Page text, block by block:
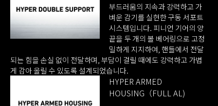
부드러움의 지속과 강력하고 가
벼운 감기를 실현한 구동 서포트
시스템입니다. 피니언 기어의 양
끝을 두 개의 볼 베어링으로 고정
밀하게 지지하여, 핸들에서 전달
되는 힘을 손실 없이 전달하며, 부담이 걸릴 때에도 강력하고 가볍
게 감아 올릴 수 있도록 설계되었습니다.
HYPER ARMED
HOUSING（FULL AL)